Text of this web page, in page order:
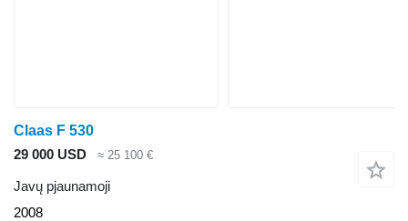
Claas F 530
29 000 USD
≈ 25 100 €
Javų pjaunamoji
2008